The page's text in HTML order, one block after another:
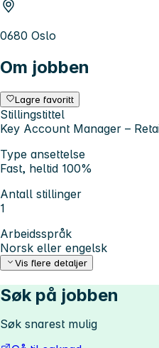
0680 Oslo
Om jobben
Lagre favoritt
Stillingstittel
Key Account Manager –
Type ansettelse
Fast, heltid 100%
Antall stillinger
1
Arbeidsspråk
Norsk eller engelsk
Vis flere detaljer
Søk på jobben
Søk snarest mulig